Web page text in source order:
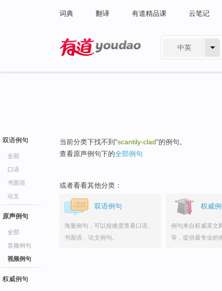
词典 翻译 有道精品课 云笔记
中英
双语例句
全部
口语
书面语
论文
原声例句
全部
音频例句
视频例句
权威例句
当前分类下找不到"scantily-clad"的例句。
查看原声例句下的全部例句
或者看看其他分类：
双语例句
海量例句，可以按难度查看口语、
书面语、论文例句。
权威
例句来自权威英文
等，提供最专业的